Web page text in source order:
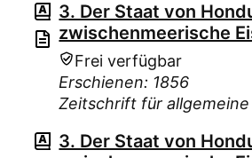
3. Der Staat von
zwischenmeerische
Frei verfügbar
Erschienen: 1856
Zeitschrift für
3. Der Staat von